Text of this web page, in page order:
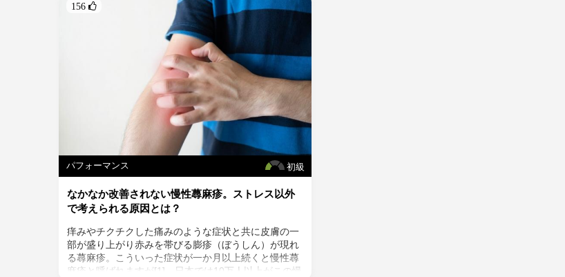
156 
初級
パフォーマンス
なかなか改善されない慢性蕁麻疹。ストレス以外
で考えられる原因とは？
痒みやチクチクした痛みのような症状と共に皮膚の一
部が盛り上がり赤みを帯びる膨疹（ぼうしん）が現れ
る蕁麻疹。こういった症状が一か月以上続くと慢性蕁
麻疹と呼ばれますが[1]、日本では10万人以上がこの慢